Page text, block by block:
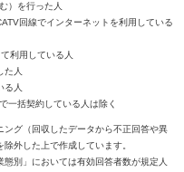
）を行った人
回線でインターネットを利用している
利用している人
た人
る人
一括契約している人は除く
グ（回収したデータから不正回答や異
外した上で作成しています。
別」においては有効回答者数が規定人